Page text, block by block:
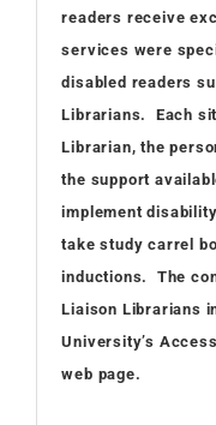
readers receive
services were
disabled readers
Librarians. Each
Librarian, the
the support
implement
take study carrel
inductions. The
Liaison Librarians
University’s
web page.